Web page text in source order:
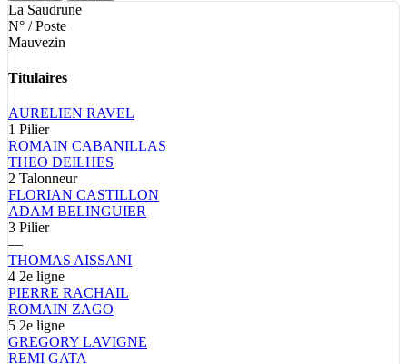
La Saudrune
N° / Poste
Mauvezin
Titulaires
AURELIEN RAVEL
1 Pilier
ROMAIN CABANILLAS
THEO DEILHES
2 Talonneur
FLORIAN CASTILLON
ADAM BELINGUIER
3 Pilier
—
THOMAS AISSANI
4 2e ligne
PIERRE RACHAIL
ROMAIN ZAGO
5 2e ligne
GREGORY LAVIGNE
REMI GATA